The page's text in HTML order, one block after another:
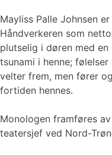
Mayliss Palle Johnsen
Håndverkeren som
plutselig i døren med
tsunami i henne;
velter frem, men fører
fortiden hennes.
Monologen framføres
teatersjef ved Nord-